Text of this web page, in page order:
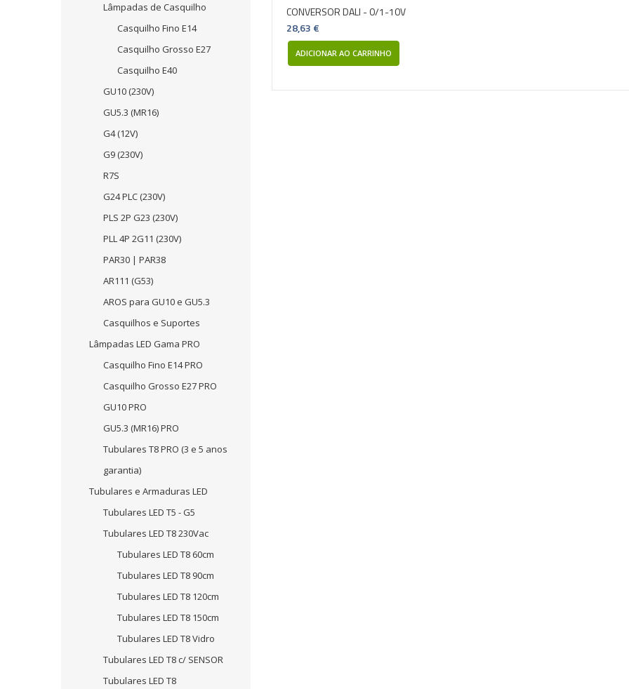
Lâmpadas de Casquilho
Casquilho Fino E14
Casquilho Grosso E27
Casquilho E40
GU10 (230V)
GU5.3 (MR16)
G4 (12V)
G9 (230V)
R7S
G24 PLC (230V)
PLS 2P G23 (230V)
PLL 4P 2G11 (230V)
PAR30 | PAR38
AR111 (G53)
AROS para GU10 e GU5.3
Casquilhos e Suportes
Lâmpadas LED Gama PRO
Casquilho Fino E14 PRO
Casquilho Grosso E27 PRO
GU10 PRO
GU5.3 (MR16) PRO
Tubulares T8 PRO (3 e 5 anos
garantia)
Tubulares e Armaduras LED
Tubulares LED T5 - G5
Tubulares LED T8 230Vac
Tubulares LED T8 60cm
Tubulares LED T8 90cm
Tubulares LED T8 120cm
Tubulares LED T8 150cm
Tubulares LED T8 Vidro
Tubulares LED T8 c/ SENSOR
Tubulares LED T8
CONVERSOR DALI - 0/1-10V
28,63 €
ADICIONAR AO CARRINHO